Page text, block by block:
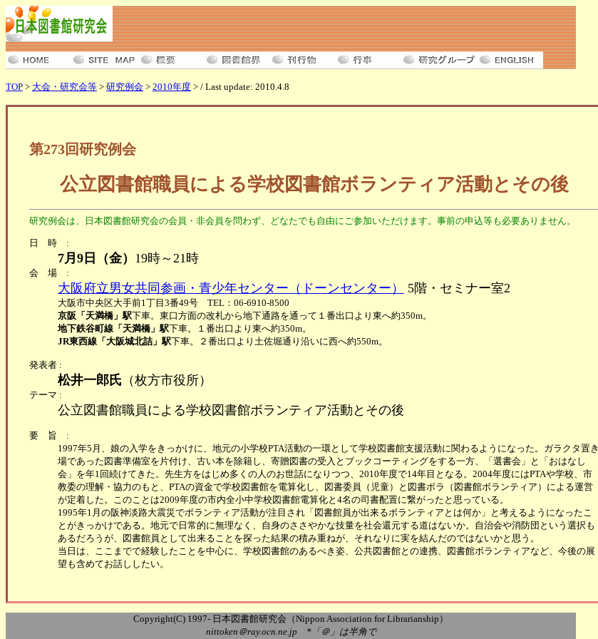
TOP > 大会・研究会等 > 研究例会 > 2010年度 > / Last update: 2010.4.8
第273回研究例会
公立図書館職員による学校図書館ボランティア活動とその後
研究例会は、日本図書館研究会の会員・非会員を問わず、どなたでも自由にご参加いただけます。事前の申込等も必要ありません。
日時:
7月9日（金） 19時～21時
会場:
大阪府立男女共同参画・青少年センター（ドーンセンター） 5階・セミナー室2
大阪市中央区大手前1丁目3番49号 TEL：06-6910-8500
京阪「天満橋」駅下車。東口方面の改札から地下通路を通って１番出口より東へ約350m。
地下鉄谷町線「天満橋」駅下車。１番出口より東へ約350m。
JR東西線「大阪城北詰」駅下車。２番出口より土佐堀通り沿いに西へ約550m。
発表者 :
松井一郎氏 （枚方市役所）
テーマ :
公立図書館職員による学校図書館ボランティア活動とその後
要旨:
1997年5月、娘の入学をきっかけに、地元の小学校PTA活動の一環として学校図書館支援活動に関わるようになった。ガラクタ置き
場であった図書準備室を片付け、古い本を除籍し、寄贈図書の受入とブックコーティングをする一方、「選書会」と「おはなし
会」を年1回続けてきた。先生方をはじめ多くの人のお世話になりつつ、2010年度で14年目となる。2004年度にはPTAや学校、市
教委の理解・協力のもと、PTAの資金で学校図書館を電算化し、図書委員（児童）と図書ボラ（図書館ボランティア）による運営
が定着した。このことは2009年度の市内全小中学校図書館電算化と4名の司書配置に繋がったと思っている。
1995年1月の阪神淡路大震災でボランティア活動が注目され「図書館員が出来るボランティアとは何か」と考えるようになったこ
とがきっかけである。地元で日常的に無理なく、自身のささやかな技量を社会還元する道はないか。自治会や消防団という選択も
あるだろうが、図書館員として出来ることを探った結果の積み重ねが、それなりに実を結んだのではないかと思う。
当日は、ここまでで経験したことを中心に、学校図書館のあるべき姿、公共図書館との連携、図書館ボランティアなど、今後の展
望も含めてお話ししたい。
Copyright(C) 1997- 日本図書館研究会（Nippon Association for Librarianship）
nittoken＠ray.ocn.ne.jp *「＠」は半角で